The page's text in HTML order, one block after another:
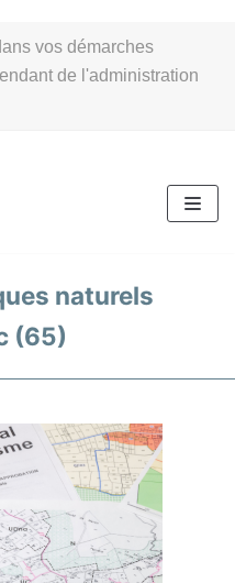
vos démarches
de l'administration
naturels
(65)